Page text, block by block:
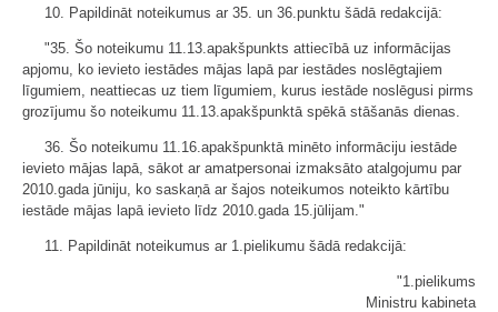
10. Papildināt noteikumus ar 35. un 36.punktu šādā redakcijā:
"35. Šo noteikumu 11.13.apakšpunkts attiecībā uz informācijas
apjomu, ko ievieto iestādes mājas lapā par iestādes noslēgtajiem
līgumiem, neattiecas uz tiem līgumiem, kurus iestāde noslēgusi pirms
grozījumu šo noteikumu 11.13.apakšpunktā spēkā stāšanās dienas.
36. Šo noteikumu 11.16.apakšpunktā minēto informāciju iestāde
ievieto mājas lapā, sākot ar amatpersonai izmaksāto atalgojumu par
2010.gada jūniju, ko saskaņā ar šajos noteikumos noteikto kārtību
iestāde mājas lapā ievieto līdz 2010.gada 15.jūlijam."
11. Papildināt noteikumus ar 1.pielikumu šādā redakcijā:
"1.pielikums
Ministru kabineta